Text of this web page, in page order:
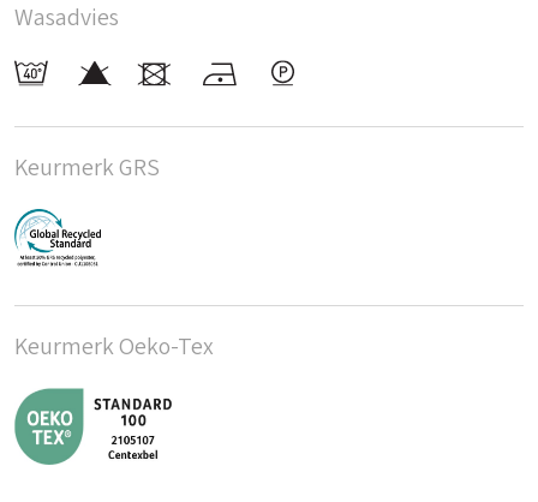
Wasadvies
Keurmerk GRS
Keurmerk Oeko-Tex